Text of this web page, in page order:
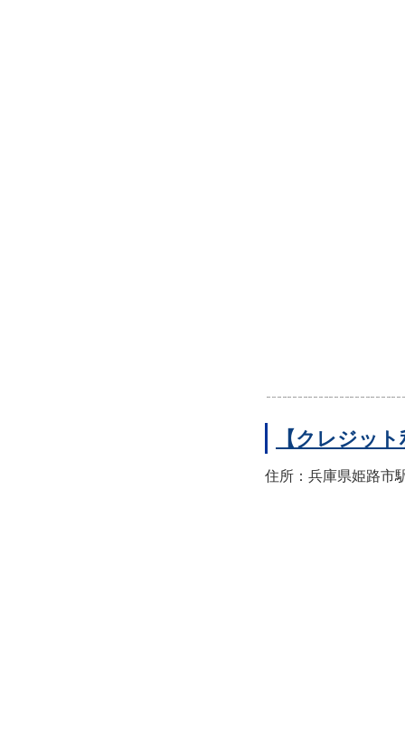
【クレジッ
住所：兵庫県姫路市